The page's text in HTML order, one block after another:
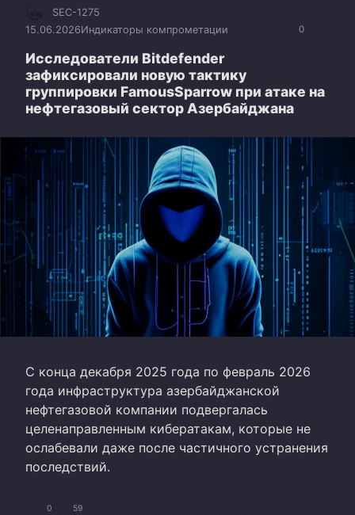
0
SEC-1275
15.06.2026Индикаторы компрометации
Исследователи Bitdefender
зафиксировали новую тактику
группировки FamousSparrow при атаке на
нефтегазовый сектор Азербайджана
С конца декабря 2025 года по февраль 2026
года инфраструктура азербайджанской
нефтегазовой компании подвергалась
целенаправленным кибератакам, которые не
ослабевали даже после частичного устранения
последствий.
0 59